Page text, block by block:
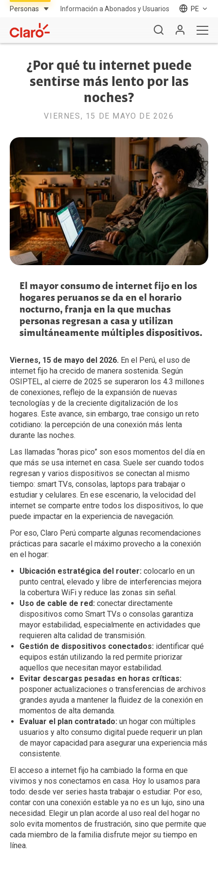
Información a Abonados y Usuarios PE
¿Por qué tu internet puede
sentirse más lento por las
noches?
VIERNES, 15 DE MAYO DE 2026
El mayor consumo de internet fijo en los
hogares peruanos se da en el horario
nocturno, franja en la que muchas
personas regresan a casa y utilizan
simultáneamente múltiples dispositivos.
Viernes, 15 de mayo del 2026. En el Perú, el uso de
internet fijo ha crecido de manera sostenida. Según
OSIPTEL, al cierre de 2025 se superaron los 4.3 millones
de conexiones, reflejo de la expansión de nuevas
tecnologías y de la creciente digitalización de los
hogares. Este avance, sin embargo, trae consigo un reto
cotidiano: la percepción de una conexión más lenta
durante las noches.
Las llamadas “horas pico” son esos momentos del día en
que más se usa internet en casa. Suele ser cuando todos
regresan y varios dispositivos se conectan al mismo
tiempo: smart TVs, consolas, laptops para trabajar o
estudiar y celulares. En ese escenario, la velocidad del
internet se comparte entre todos los dispositivos, lo que
puede impactar en la experiencia de navegación.
Por eso, Claro Perú comparte algunas recomendaciones
prácticas para sacarle el máximo provecho a la conexión
en el hogar:
Ubicación estratégica del router: colocarlo en un
punto central, elevado y libre de interferencias mejora
la cobertura WiFi y reduce las zonas sin señal.
Uso de cable de red: conectar directamente
dispositivos como Smart TVs o consolas garantiza
mayor estabilidad, especialmente en actividades que
requieren alta calidad de transmisión.
Gestión de dispositivos conectados: identificar qué
equipos están utilizando la red permite priorizar
aquellos que necesitan mayor estabilidad.
Evitar descargas pesadas en horas críticas:
posponer actualizaciones o transferencias de archivos
grandes ayuda a mantener la fluidez de la conexión en
momentos de alta demanda.
Evaluar el plan contratado: un hogar con múltiples
usuarios y alto consumo digital puede requerir un plan
de mayor capacidad para asegurar una experiencia más
consistente.
El acceso a internet fijo ha cambiado la forma en que
vivimos y nos conectamos en casa. Hoy lo usamos para
todo: desde ver series hasta trabajar o estudiar. Por eso,
contar con una conexión estable ya no es un lujo, sino una
necesidad. Elegir un plan acorde al uso real del hogar no
solo evita momentos de frustración, sino que permite que
cada miembro de la familia disfrute mejor su tiempo en
línea.